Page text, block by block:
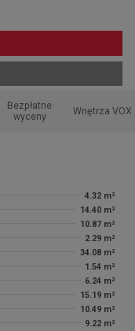
Bezpłatne
wyceny
Wnętrza VOX
4.32 m²
14.40 m²
10.87 m²
2.29 m²
34.08 m²
1.54 m²
6.24 m²
15.19 m²
10.49 m²
9.22 m²